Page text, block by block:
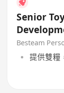
Senior
Besteam
提供雙糧